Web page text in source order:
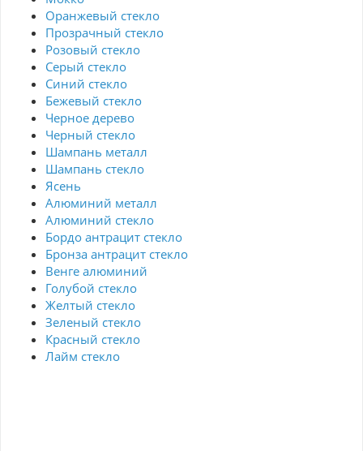
Оранжевый стекло
Прозрачный стекло
Розовый стекло
Серый стекло
Синий стекло
Бежевый стекло
Черное дерево
Черный стекло
Шампань металл
Шампань стекло
Ясень
Алюминий металл
Алюминий стекло
Бордо антрацит стекло
Бронза антрацит стекло
Венге алюминий
Голубой стекло
Желтый стекло
Зеленый стекло
Красный стекло
Лайм стекло